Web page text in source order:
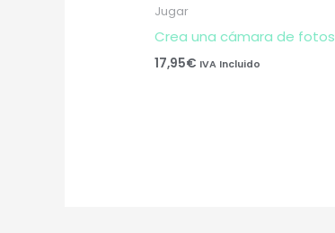
Jugar
Crea una cámara de fotos
17,95€ IVA Incluido